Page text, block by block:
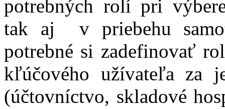
potrebných rolí pri
tak aj v priebehu
potrebné si zadefinovať
kľúčového užívateľa za
(účtovníctvo, skladové